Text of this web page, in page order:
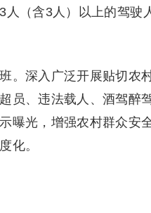
人（含3人）以上的驾
。深入广泛开展贴切农
员、违法载人、酒驾醉
曝光，增强农村群众安
化。